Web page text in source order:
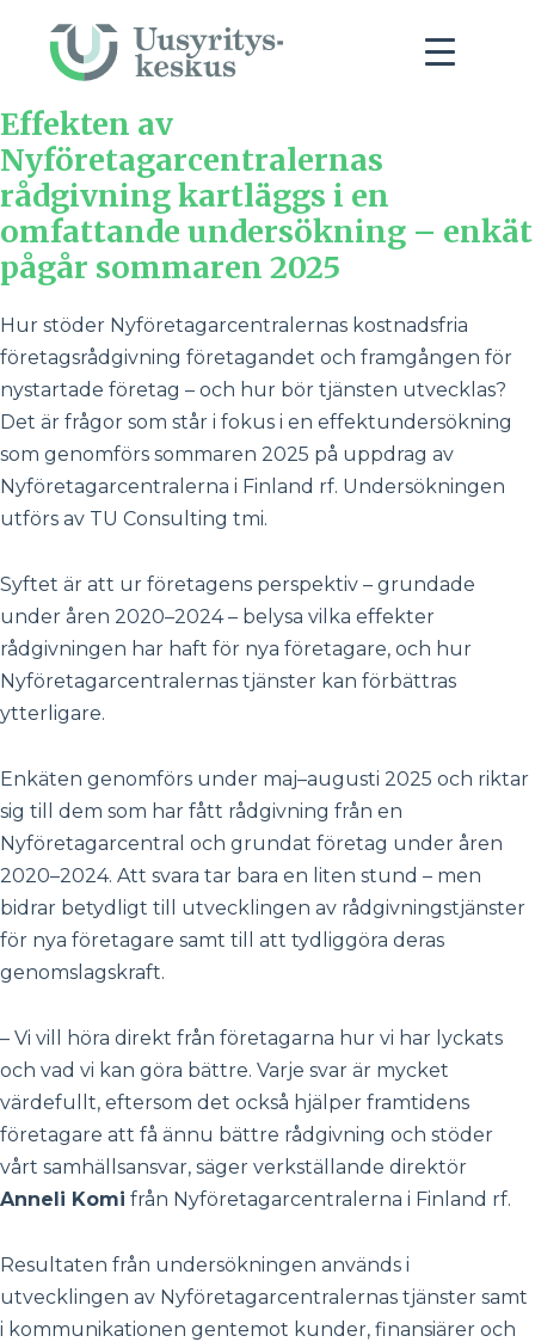
Effekten av
Nyföretagarcentralernas
rådgivning kartläggs i en
omfattande undersökning – enkät
pågår sommaren 2025
Hur stöder Nyföretagarcentralernas kostnadsfria
företagsrådgivning företagandet och framgången för
nystartade företag – och hur bör tjänsten utvecklas?
Det är frågor som står i fokus i en effektundersökning
som genomförs sommaren 2025 på uppdrag av
Nyföretagarcentralerna i Finland rf. Undersökningen
utförs av TU Consulting tmi.
Syftet är att ur företagens perspektiv – grundade
under åren 2020–2024 – belysa vilka effekter
rådgivningen har haft för nya företagare, och hur
Nyföretagarcentralernas tjänster kan förbättras
ytterligare.
Enkäten genomförs under maj–augusti 2025 och riktar
sig till dem som har fått rådgivning från en
Nyföretagarcentral och grundat företag under åren
2020–2024. Att svara tar bara en liten stund – men
bidrar betydligt till utvecklingen av rådgivningstjänster
för nya företagare samt till att tydliggöra deras
genomslagskraft.
– Vi vill höra direkt från företagarna hur vi har lyckats
och vad vi kan göra bättre. Varje svar är mycket
värdefullt, eftersom det också hjälper framtidens
företagare att få ännu bättre rådgivning och stöder
vårt samhällsansvar, säger verkställande direktör
Anneli Komi från Nyföretagarcentralerna i Finland rf.
Resultaten från undersökningen används i
utvecklingen av Nyföretagarcentralernas tjänster samt
i kommunikationen gentemot kunder, finansiärer och